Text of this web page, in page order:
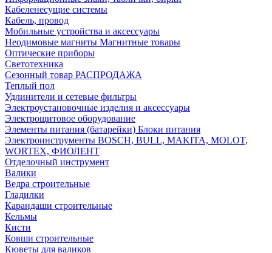
Кабеленесущие системы
Кабель, провод
Мобильные устройства и аксессуары
Неодимовые магниты Магнитные товары
Оптические приборы
Светотехника
Сезонный товар РАСПРОДАЖА
Теплый пол
Удлинители и сетевые фильтры
Электроустановочные изделия и аксессуары
Электрощитовое оборудование
Элементы питания (батарейки) Блоки питания
Электроинструменты BOSCH, BULL, MAKITA, MOLOT,
WORTEX, ФИОЛЕНТ
Отделочный инструмент
Валики
Ведра строительные
Гладилки
Карандаши строительные
Кельмы
Кисти
Ковши строительные
Кюветы для валиков